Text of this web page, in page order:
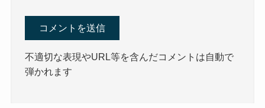
不適切な表現やURL等を含んだコメントは自動で
弾かれます